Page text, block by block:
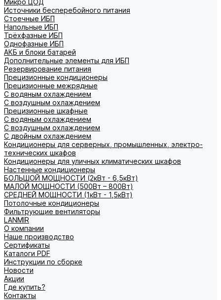
Микро ЦОД
Источники бесперебойного питания
Стоечные ИБП
Напольные ИБП
Трёхфазные ИБП
Однофазные ИБП
АКБ и блоки батарей
Дополнительные элементы для ИБП
Резервирование питания
Прецизионные кондиционеры
Прецизионные межрядные
С водяным охлаждением
С воздушным охлаждением
Прецизионные шкафные
С водяным охлаждением
С воздушным охлаждением
С двойным охлаждением
Кондиционеры для серверных, промышленных, электро-
технических шкафов
Кондиционеры для уличных климатических шкафов
Настенные кондиционеры
БОЛЬШОЙ МОЩНОСТИ (2кВт - 6,5кВт)
МАЛОЙ МОЩНОСТИ (500Вт – 800Вт)
СРЕДНЕЙ МОЩНОСТИ (1кВт - 1,5кВт)
Потолочные кондиционеры
Фильтрующие вентиляторы
LANMIR
О компании
Наше производство
Сертификаты
Каталоги PDF
Инструкции по сборке
Новости
Акции
Где купить?
Контакты